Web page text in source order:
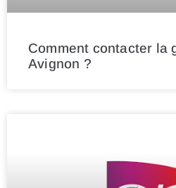
Comment contacter la
Avignon ?